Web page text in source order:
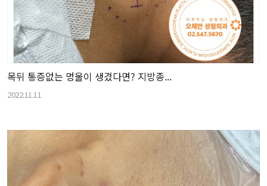
목뒤 통증없는 멍울이 생겼다면? 지방종...
2022.11.11